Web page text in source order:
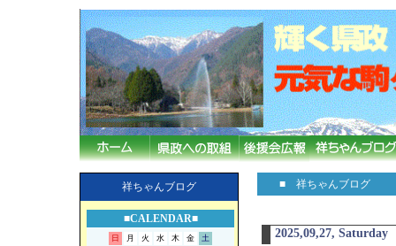
祥ちゃんブログ
■CALENDAR■
日 月 火 水 木 金
土
■ 祥ちゃんブログ
2025,09,27, Saturday